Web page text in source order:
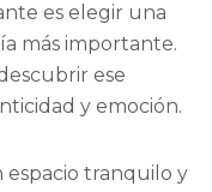
es elegir una
más importante.
ese
y emoción.
espacio tranquilo y